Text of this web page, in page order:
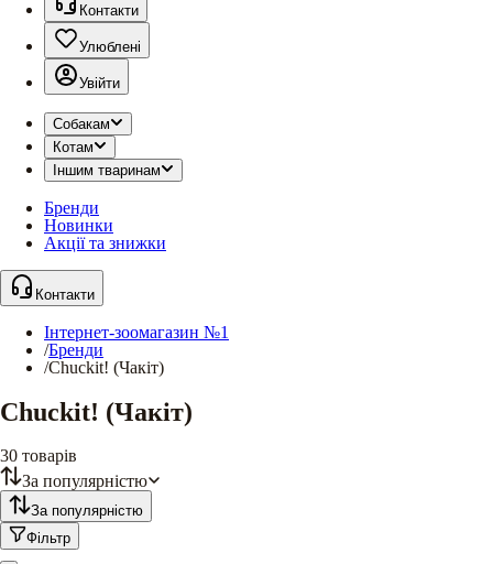
Контакти
Улюблені
Увійти
Собакам
Котам
Іншим тваринам
Бренди
Новинки
Акції та знижки
Контакти
Інтернет-зоомагазин №1
/Бренди
/Chuckit! (Чакіт)
Chuckit! (Чакіт)
30 товарів
За популярністю
За популярністю
Фільтр